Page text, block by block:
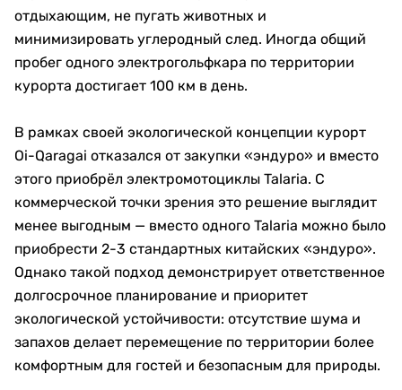
отдыхающим, не пугать животных и
минимизировать углеродный след. Иногда общий
пробег одного электрогольфкара по территории
курорта достигает 100 км в день.
В рамках своей экологической концепции курорт
Oi-Qaragai отказался от закупки «эндуро» и вместо
этого приобрёл электромотоциклы Talaria. С
коммерческой точки зрения это решение выглядит
менее выгодным — вместо одного Talaria можно было
приобрести 2-3 стандартных китайских «эндуро».
Однако такой подход демонстрирует ответственное
долгосрочное планирование и приоритет
экологической устойчивости: отсутствие шума и
запахов делает перемещение по территории более
комфортным для гостей и безопасным для природы.